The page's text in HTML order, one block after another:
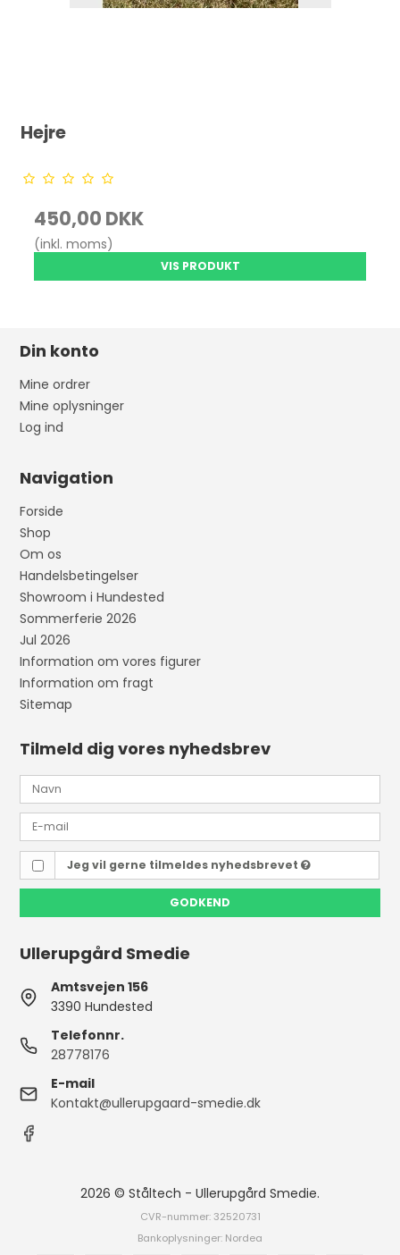
Hejre
450,00 DKK
(inkl. moms)
VIS PRODUKT
Din konto
Mine ordrer
Mine oplysninger
Log ind
Navigation
Forside
Shop
Om os
Handelsbetingelser
Showroom i Hundested
Sommerferie 2026
Jul 2026
Information om vores figurer
Information om fragt
Sitemap
Tilmeld dig vores nyhedsbrev
Jeg vil gerne tilmeldes nyhedsbrevet
GODKEND
Ullerupgård Smedie
Amtsvejen 156
3390 Hundested
Telefonnr.
28778176
E-mail
Kontakt@ullerupgaard-smedie.dk
2026 © Ståltech - Ullerupgård Smedie.
CVR-nummer: 32520731
Bankoplysninger: Nordea